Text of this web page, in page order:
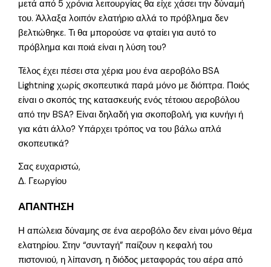
μετά από 5 χρόνια λειτουργίας θα είχε χάσει την δύναμή
του. Άλλαξα λοιπόν ελατήριο αλλά το πρόβλημα δεν
βελτιώθηκε. Τι θα μπορούσε να φταίει για αυτό το
πρόβλημα και ποιά είναι η λύση του?
Τέλος έχει πέσει στα χέρια μου ένα αεροβόλο BSA
Lightning χωρίς σκοπευτικά παρά μόνο με διόπτρα. Ποιός
είναι ο σκοπός της κατασκευής ενός τέτοιου αεροβόλου
από την BSA? Είναι δηλαδή για σκοποβολή, για κυνήγι ή
για κάτι άλλο? Υπάρχει τρόπος να του βάλω απλά
σκοπευτικά?
Σας ευχαριστώ,
Δ. Γεωργίου
ΑΠΑΝΤΗΣΗ
Η απώλεια δύναμης σε ένα αεροβόλο δεν είναι μόνο θέμα
ελατηρίου. Στην “συνταγή” παίζουν η κεφαλή του
πιστονιού, η λίπανση, η διόδος μεταφοράς του αέρα από